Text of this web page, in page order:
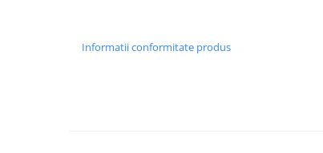
Informatii conformitate produs